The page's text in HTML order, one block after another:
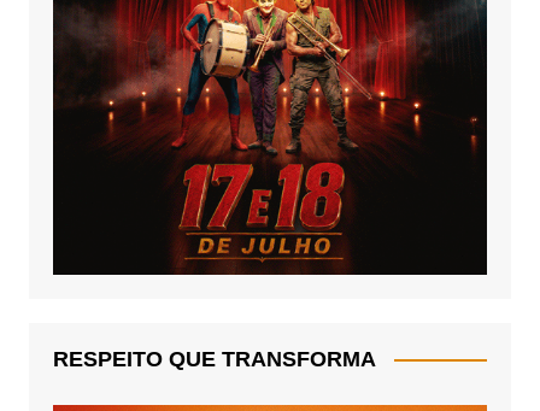
RESPEITO QUE TRANSFORMA